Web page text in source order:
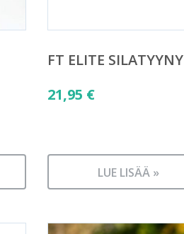
FT ELITE SILATYYNY
21,95 €
LUE LISÄÄ »